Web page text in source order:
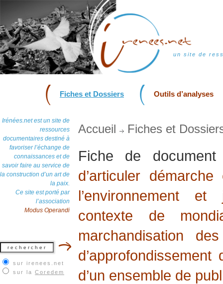
un site de
Fiches et Dossiers Outils d’analyses
Irénées.net est un site de
ressources
documentaires destiné à
favoriser l’échange de
connaissances et de
savoir faire au service de
la construction d’un art de
la paix.
Ce site est porté par
l’association
Modus Operandi
sur irenees.net
sur la Coredem
Accueil Fiches et
Fiche de
d’articuler
l’environnement
contexte de
marchandisation
d’un ensemble de